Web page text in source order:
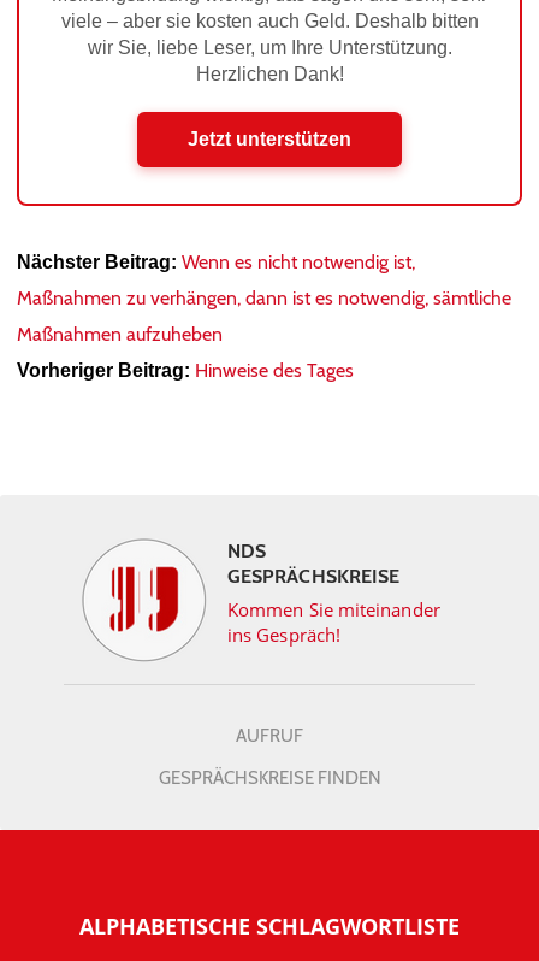
viele – aber sie kosten auch Geld. Deshalb bitten
wir Sie, liebe Leser, um Ihre Unterstützung.
Herzlichen Dank!
Jetzt unterstützen
Nächster Beitrag: Wenn es nicht notwendig ist,
Maßnahmen zu verhängen, dann ist es notwendig, sämtliche
Maßnahmen aufzuheben
Vorheriger Beitrag: Hinweise des Tages
NDS
GESPRÄCHSKREISE
Kommen Sie miteinander
ins Gespräch!
AUFRUF
GESPRÄCHSKREISE FINDEN
ALPHABETISCHE SCHLAGWORTLISTE